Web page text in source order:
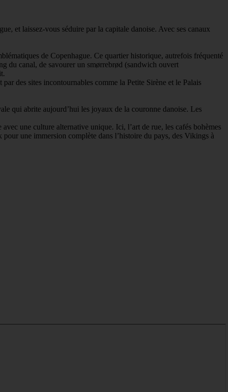
et laissez-vous séduire par la capitale danoise. Avec ses canaux
de Copenhague. Ce quartier historique, autrefois fréquenté
du canal, de savourer un smørrebrød (sandwich ouvert
des sites incontournables comme la Petite Sirène et le Palais
qui abrite aujourd’hui les joyaux de la couronne danoise. Les
une culture alternative unique. Ici, l’art de rue, les cafés bohèmes
une immersion complète dans l’histoire du pays, des Vikings à